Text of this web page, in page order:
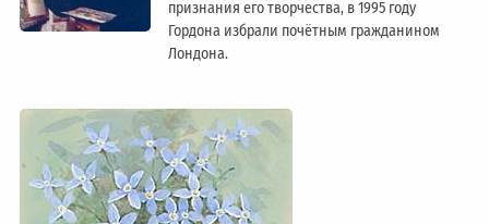
признания его творчества, в 1995 году
Гордона избрали почётным гражданином
Лондонa.